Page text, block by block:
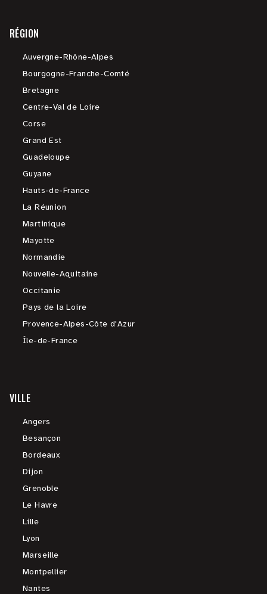
RÉGION
Auvergne-Rhône-Alpes
Bourgogne-Franche-Comté
Bretagne
Centre-Val de Loire
Corse
Grand Est
Guadeloupe
Guyane
Hauts-de-France
La Réunion
Martinique
Mayotte
Normandie
Nouvelle-Aquitaine
Occitanie
Pays de la Loire
Provence-Alpes-Côte d'Azur
Île-de-France
VILLE
Angers
Besançon
Bordeaux
Dijon
Grenoble
Le Havre
Lille
Lyon
Marseille
Montpellier
Nantes